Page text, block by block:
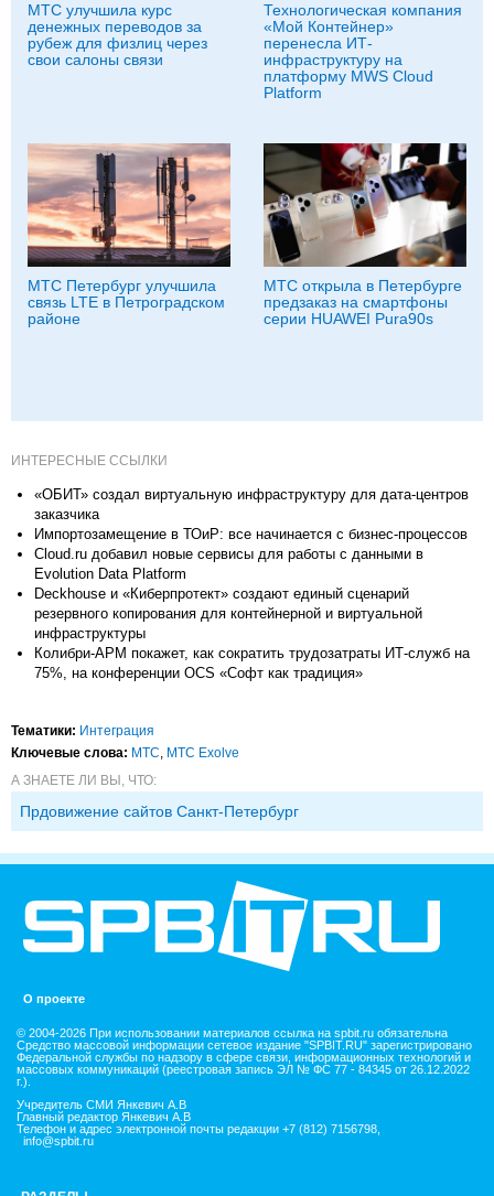
МТС улучшила курс
денежных переводов за
рубеж для физлиц через
свои салоны связи
Технологическая компания
«Мой Контейнер»
перенесла ИТ-
инфраструктуру на
платформу MWS Cloud
Platform
МТС Петербург улучшила
связь LTE в Петроградском
районе
МТС открыла в Петербурге
предзаказ на смартфоны
серии HUAWEI Pura90s
ИНТЕРЕСНЫЕ ССЫЛКИ
«ОБИТ» создал виртуальную инфраструктуру для дата-центров
заказчика
Импортозамещение в ТОиР: все начинается с бизнес-процессов
Cloud.ru добавил новые сервисы для работы с данными в
Evolution Data Platform
Deckhouse и «Киберпротект» создают единый сценарий
резервного копирования для контейнерной и виртуальной
инфраструктуры
Колибри-АРМ покажет, как сократить трудозатраты ИТ-служб на
75%, на конференции OCS «Софт как традиция»
Тематики: Интеграция
Ключевые слова: МТС, МТС Exolve
А ЗНАЕТЕ ЛИ ВЫ, ЧТО:
Прдовижение сайтов Санкт-Петербург
О проекте
© 2004-2026 При использовании материалов ссылка на spbit.ru обязательна
Средство массовой информации сетевое издание "SPBIT.RU" зарегистрировано
Федеральной службы по надзору в сфере связи, информационных технологий и
массовых коммуникаций (реестровая запись ЭЛ № ФС 77 - 84345 от 26.12.2022
г.).
Учредитель СМИ Янкевич А.В
Главный редактор Янкевич А.В
Телефон и адрес электронной почты редакции +7 (812) 7156798,
info@spbit.ru